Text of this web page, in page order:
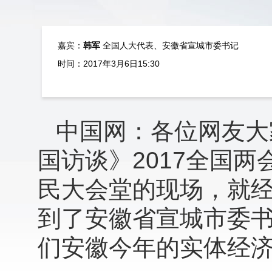
嘉宾： 韩军 全国人大代表、安徽省宣城市委书记
时间：2017年3月6日15:30
中国网：各位网友
国访谈》2017全国两
民大会堂的现场，就
到了安徽省宣城市委
们安徽今年的实体经